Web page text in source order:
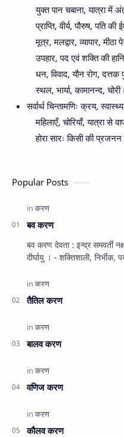
युक्त पान चबाना, यात्रा में
प्राप्ति, वीर्य, पौरुष, पति
मूत्र, मलद्वार, व्यापार,
उपहार, पद एवं शक्ति की
धन, विवाद, यौन रोग,
स्थल, भार्या, कामानन्द, चोरी।
सर्वार्थ चिन्तामणिः क्रय,
महिलाएँ, चोरियाँ, यात्रा से
होरा सारः किसी की
Popular Posts
बव करण
बव करण देवता : इन्द्र समवर्ती नक्षत्र : ज्येष्ठ संक्षेप में अभिप्राय : - विकृत अंग,
दीर्घायु । - शक्तिशाली,
तैतिल करण
बालव करण
वणिज करण
कौलव करण